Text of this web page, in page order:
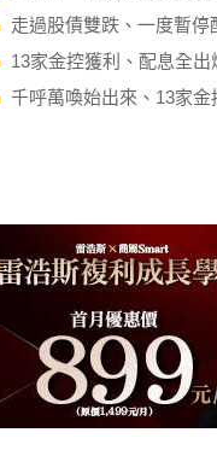
走過股債雙跌、一度暫停
13家金控獲利、配息全出
千呼萬喚始出來、13家金